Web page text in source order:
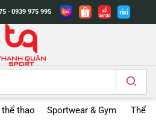
- 0939 975 995
thể thao Sportwear & Gym Thể